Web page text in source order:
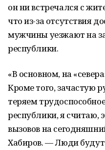
он ни встречался с
что из-за отсутствия
мужчины уезжают на
республики.
«В основном, на
Кроме того, зачастую
теряем
республики, я считаю,
вызовов на
Хабиров. — Люди